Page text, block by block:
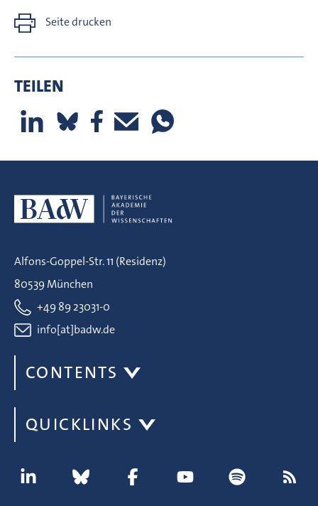
Seite drucken
TEILEN
Alfons-Goppel-Str. 11 (Residenz)
80539 München
+49 89 23031-0
info[at]badw.de
CONTENTS
QUICKLINKS